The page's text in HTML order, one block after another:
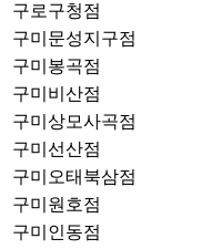
구로구청점
구미문성지구점
구미봉곡점
구미비산점
구미상모사곡점
구미선산점
구미오태북삼점
구미원호점
구미인동점